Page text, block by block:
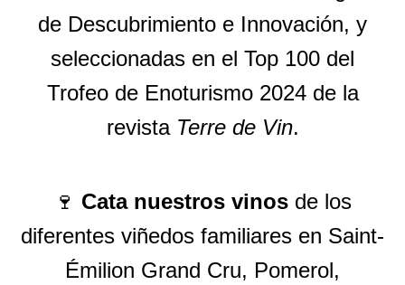
de Descubrimiento e Innovación, y
seleccionadas en el Top 100 del
Trofeo de Enoturismo 2024 de la
revista Terre de Vin.
🍷 Catanuestros vinos de los
diferentes viñedos familiares en Saint-
Émilion Grand Cru, Pomerol,